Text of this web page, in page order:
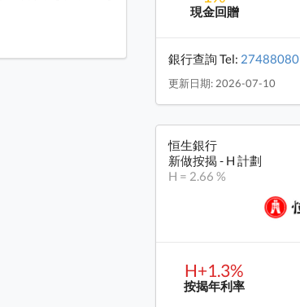
現金回贈
銀行查詢 Tel: 27488080
更新日期: 2026-07-10
恒生銀行
新做按揭 - H 計劃
H = 2.66 %
H+1.3%
按揭年利率